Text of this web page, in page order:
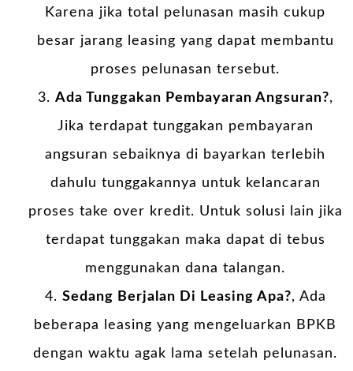
Karena jika total pelunasan masih cukup
besar jarang leasing yang dapat membantu
proses pelunasan tersebut.
Ada Tunggakan Pembayaran Angsuran?,
Jika terdapat tunggakan pembayaran
angsuran sebaiknya di bayarkan terlebih
dahulu tunggakannya untuk kelancaran
proses take over kredit. Untuk solusi lain jika
terdapat tunggakan maka dapat di tebus
menggunakan dana talangan.
Sedang Berjalan Di Leasing Apa?, Ada
beberapa leasing yang mengeluarkan BPKB
dengan waktu agak lama setelah pelunasan.